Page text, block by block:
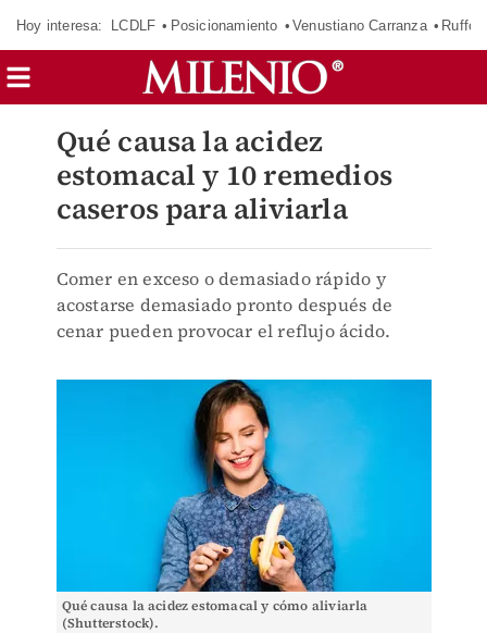
Hoy interesa: LCDLF Posicionamiento Venustiano Carranza Ruffo
Qué causa la acidez
estomacal y 10 remedios
caseros para aliviarla
Comer en exceso o demasiado rápido y
acostarse demasiado pronto después de
cenar pueden provocar el reflujo ácido.
Qué causa la acidez estomacal y cómo aliviarla
(Shutterstock).